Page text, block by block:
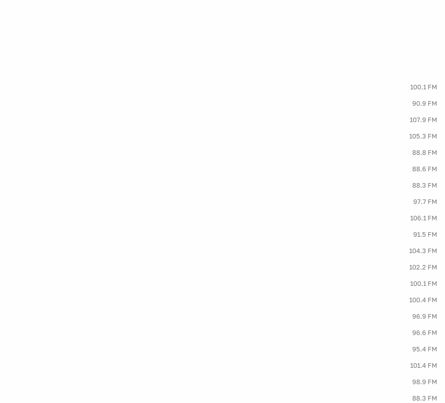
100.1 FM
90.9 FM
107.9 FM
105.3 FM
88.8 FM
88.6 FM
88.3 FM
97.7 FM
106.1 FM
91.5 FM
104.3 FM
102.2 FM
100.1 FM
100.4 FM
96.9 FM
96.6 FM
95.4 FM
101.4 FM
98.9 FM
88.3 FM